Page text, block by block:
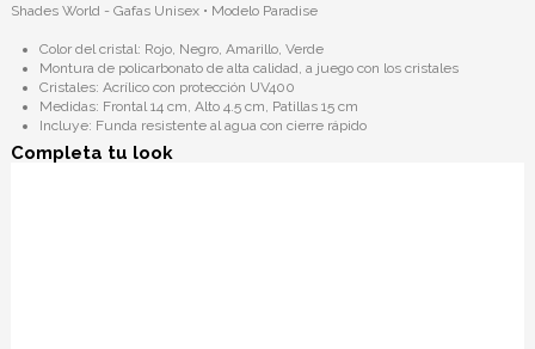
Shades World - Gafas Unisex • Modelo Paradise
Color del cristal: Rojo, Negro, Amarillo, Verde
Montura de policarbonato de alta calidad, a juego con los cristales
Cristales: Acrílico con protección UV400
Medidas: Frontal 14 cm, Alto 4.5 cm, Patillas 15 cm
Incluye: Funda resistente al agua con cierre rápido
Completa tu look